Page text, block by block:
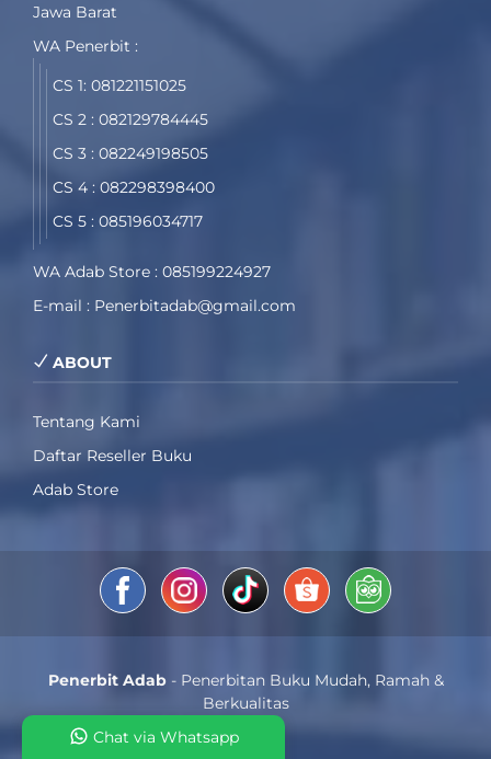
Jawa Barat
WA Penerbit :
CS 1: 081221151025
CS 2 : 082129784445
CS 3 : 082249198505
CS 4 : 082298398400
CS 5 : 085196034717
WA Adab Store : 085199224927
E-mail : Penerbitadab@gmail.com
ABOUT
Tentang Kami
Daftar Reseller Buku
Adab Store
Penerbit Adab- Penerbitan Buku Mudah, Ramah &
Berkualitas
Chat via Whatsapp